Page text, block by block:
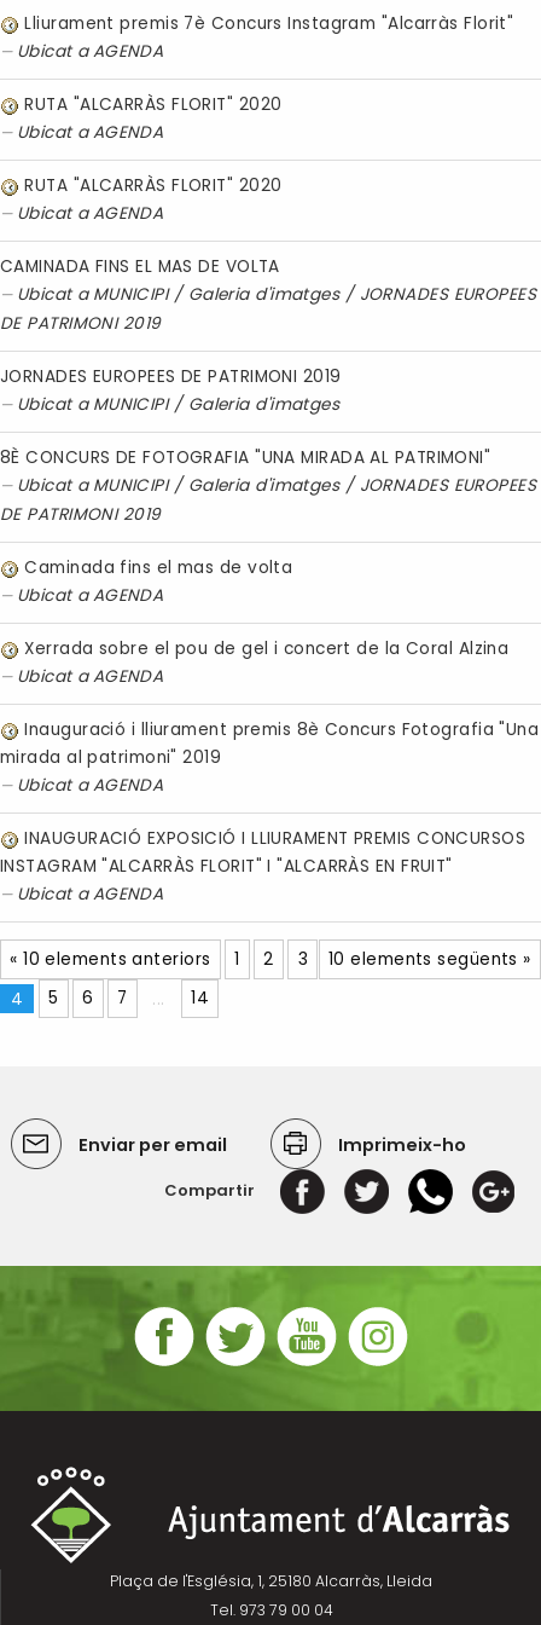
Lliurament premis 7è Concurs Instagram "Alcarràs Florit"
Ubicat aAGENDA
RUTA "ALCARRÀS FLORIT" 2020
Ubicat aAGENDA
RUTA "ALCARRÀS FLORIT" 2020
Ubicat aAGENDA
CAMINADA FINS EL MAS DE VOLTA
Ubicat a MUNICIPI / Galeria d'imatges / JORNADES EUROPEES
DE PATRIMONI 2019
JORNADES EUROPEES DE PATRIMONI 2019
Ubicat a MUNICIPI / Galeria d'imatges
8È CONCURS DE FOTOGRAFIA "UNA MIRADA AL PATRIMONI"
Ubicat a MUNICIPI / Galeria d'imatges / JORNADES EUROPEES
DE PATRIMONI 2019
Caminada fins el mas de volta
Ubicat aAGENDA
Xerrada sobre el pou de gel i concert de la Coral Alzina
Ubicat aAGENDA
Inauguració i lliurament premis 8è Concurs Fotografia "Una
mirada al patrimoni" 2019
Ubicat aAGENDA
INAUGURACIÓ EXPOSICIÓ I LLIURAMENT PREMIS CONCURSOS
INSTAGRAM "ALCARRÀS FLORIT" I "ALCARRÀS EN FRUIT"
Ubicat aAGENDA
« 10 elements anteriors 10 elements següents »
1 2
3
4
5 6 7 ... 14
Enviar per email Imprimeix-ho
Compartir
Plaça de l'Església, 1, 25180 Alcarràs, Lleida
Tel. 973 79 00 04